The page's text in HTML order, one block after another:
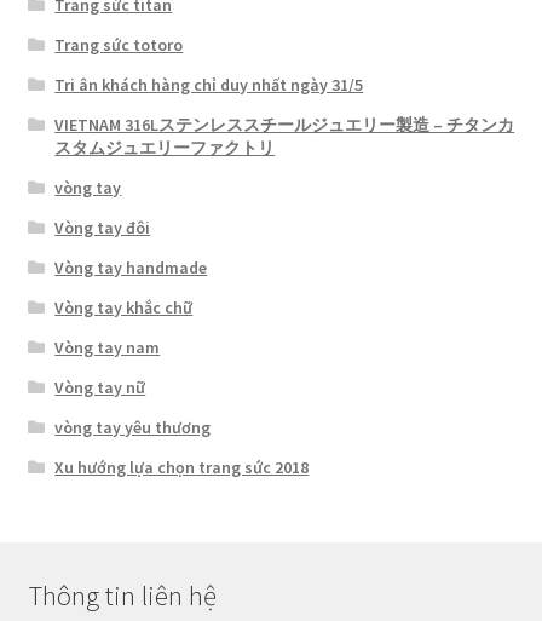
Trang sức titan
Trang sức totoro
Tri ân khách hàng chỉ duy nhất ngày 31/5
VIETNAM 316Lステンレススチールジュエリー製造 – チタンカ
スタムジュエリーファクトリ
vòng tay
Vòng tay đôi
Vòng tay handmade
Vòng tay khắc chữ
Vòng tay nam
Vòng tay nữ
vòng tay yêu thương
Xu hướng lựa chọn trang sức 2018
Thông tin liên hệ